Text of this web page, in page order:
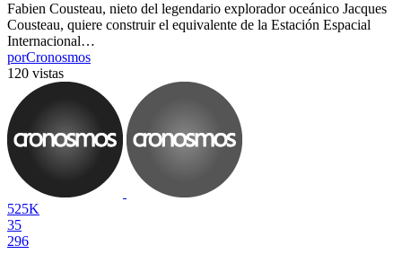
Fabien Cousteau, nieto del legendario explorador oceánico Jacques
Cousteau, quiere construir el equivalente de la Estación Espacial
Internacional…
porCronosmos
120 vistas
525K
35
296